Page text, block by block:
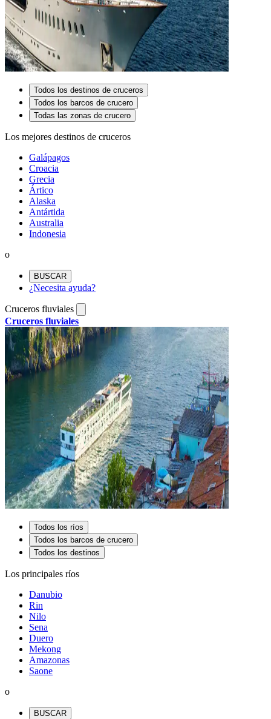
Todos los destinos de cruceros
Todos los barcos de crucero
Todas las zonas de crucero
Los mejores destinos de cruceros
Galápagos
Croacia
Grecia
Ártico
Alaska
Antártida
Australia
Indonesia
o
BUSCAR
¿Necesita ayuda?
Cruceros fluviales
Cruceros fluviales
Todos los ríos
Todos los barcos de crucero
Todos los destinos
Los principales ríos
Danubio
Rin
Nilo
Sena
Duero
Mekong
Amazonas
Saone
o
BUSCAR